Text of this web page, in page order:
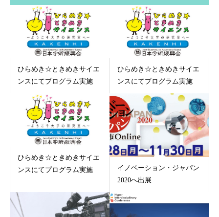
ひらめき☆ときめきサイエ
ンスにてプログラム実施
ひらめき☆ときめきサイエ
ンスにてプログラム実施
ひらめき☆ときめきサイエ
ンスにてプログラム実施
イノベーション・ジャパン
2020へ出展